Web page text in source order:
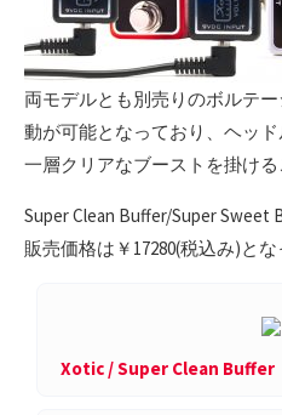
両モデルとも別売りのボルテ
動が可能となっており、ヘッ
一層クリアなブーストを掛ける
Super Clean Buffer/Super Sweet
販売価格は￥17280(税込み)とな
Xotic / Super Clean Buffer